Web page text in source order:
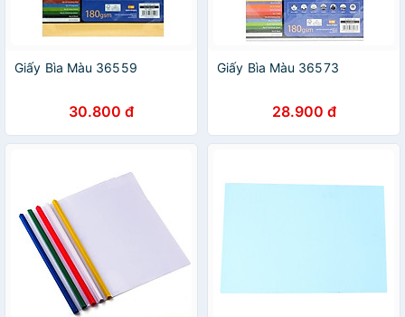
Giấy Bìa Màu 36559
30.800 đ
Giấy Bìa Màu 36573
28.900 đ